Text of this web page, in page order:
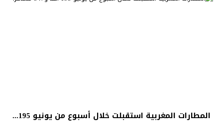
المطارات المغربية استقبلت خلال أسبوع من يونيو 195...